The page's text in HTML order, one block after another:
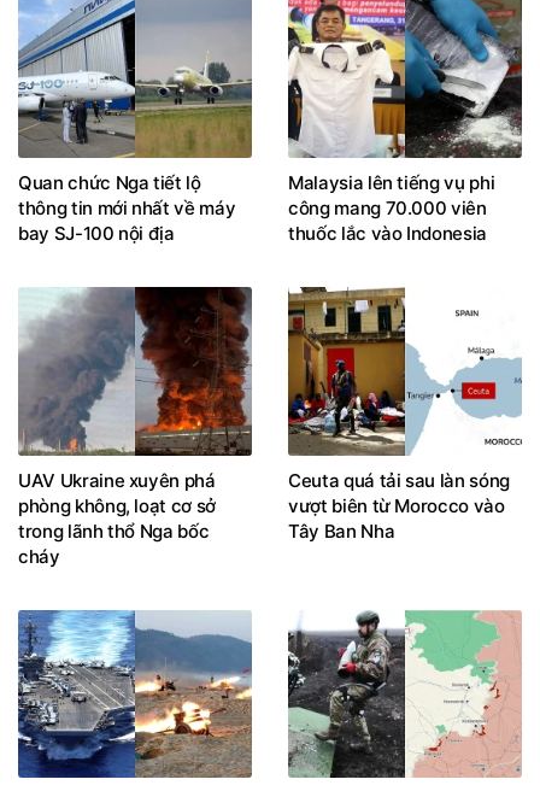
Quan chức Nga tiết lộ
thông tin mới nhất về máy
bay SJ-100 nội địa
Malaysia lên tiếng vụ phi
công mang 70.000 viên
thuốc lắc vào Indonesia
UAV Ukraine xuyên phá
phòng không, loạt cơ sở
trong lãnh thổ Nga bốc
cháy
Ceuta quá tải sau làn sóng
vượt biên từ Morocco vào
Tây Ban Nha